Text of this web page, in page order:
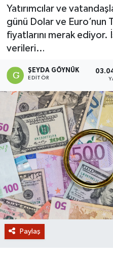
Yatırımcılar ve
günü Dolar ve Euro’nun
fiyatlarını merak
verileri…
ŞEYDA GÖYNÜK
EDITÖR
Paylaş
MANİSA'DA TRAFİK
SİYASET
GİZLİLİK
İLETİŞİM
Son Dakika Haberleri
Haber Arşivi